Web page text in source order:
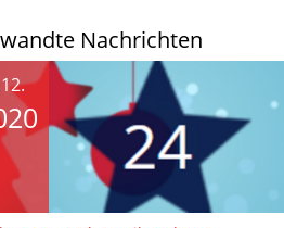
Nachrichten